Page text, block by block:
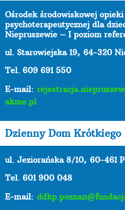
Ośrodek środowiskowej
psychoterapeutycznej dla
Niepruszewie – I poziom
ul. Starowiejska 19, 64-320
Tel. 609 691 550
E-mail:
akme.pl
Dzienny Dom Krótkiego
ul. Jeziorańska 8/10, 60-461
Tel. 601 900 048
E-mail: